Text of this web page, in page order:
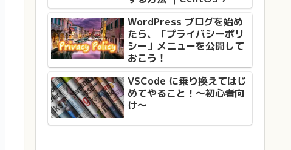
WordPress ブログを始め
たら、「プライバシーポリ
シー」メニューを公開して
おこう！
VSCode に乗り換えてはじ
めてやること！〜初心者向
け〜